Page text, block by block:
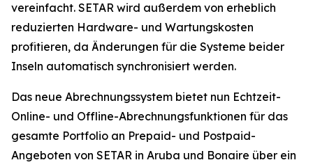
vereinfacht. SETAR wird außerdem von erheblich
reduzierten Hardware- und Wartungskosten
profitieren, da Änderungen für die Systeme beider
Inseln automatisch synchronisiert werden.
Das neue Abrechnungssystem bietet nun Echtzeit-
Online- und Offline-Abrechnungsfunktionen für das
gesamte Portfolio an Prepaid- und Postpaid-
Angeboten von SETAR in Aruba und Bonaire über ein